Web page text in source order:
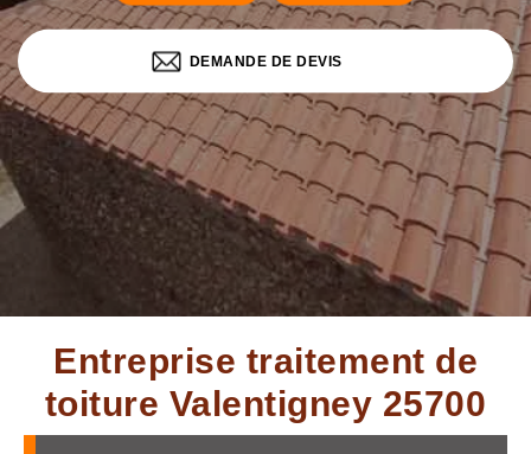
DEMANDE DE DEVIS
Entreprise traitement de
toiture Valentigney 25700